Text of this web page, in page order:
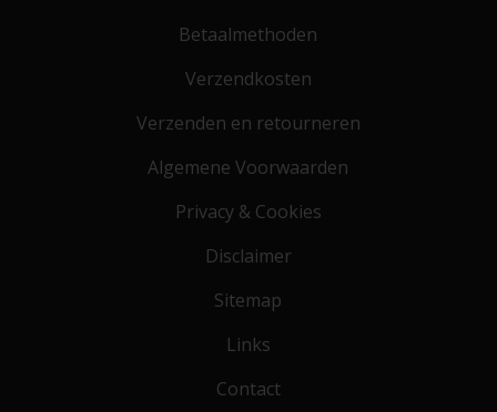
Betaalmethoden
Verzendkosten
Verzenden en retourneren
Algemene Voorwaarden
Privacy & Cookies
Disclaimer
Sitemap
Links
Contact